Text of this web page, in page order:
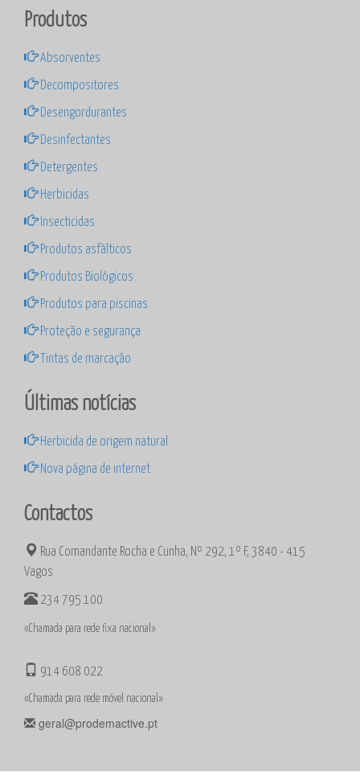
Produtos
Absorventes
Decompositores
Desengordurantes
Desinfectantes
Detergentes
Herbicidas
Insecticidas
Produtos asfálticos
Produtos Biológicos
Produtos para piscinas
Proteção e segurança
Tintas de marcação
Últimas notícias
Herbicida de origem natural
Nova página de internet
Contactos
Rua Comandante Rocha e Cunha, Nº 292, 1º F, 3840 - 415
Vagos
234 795 100
«Chamada para rede fixa nacional»
914 608 022
«Chamada para rede móvel nacional»
geral@prodemactive.pt